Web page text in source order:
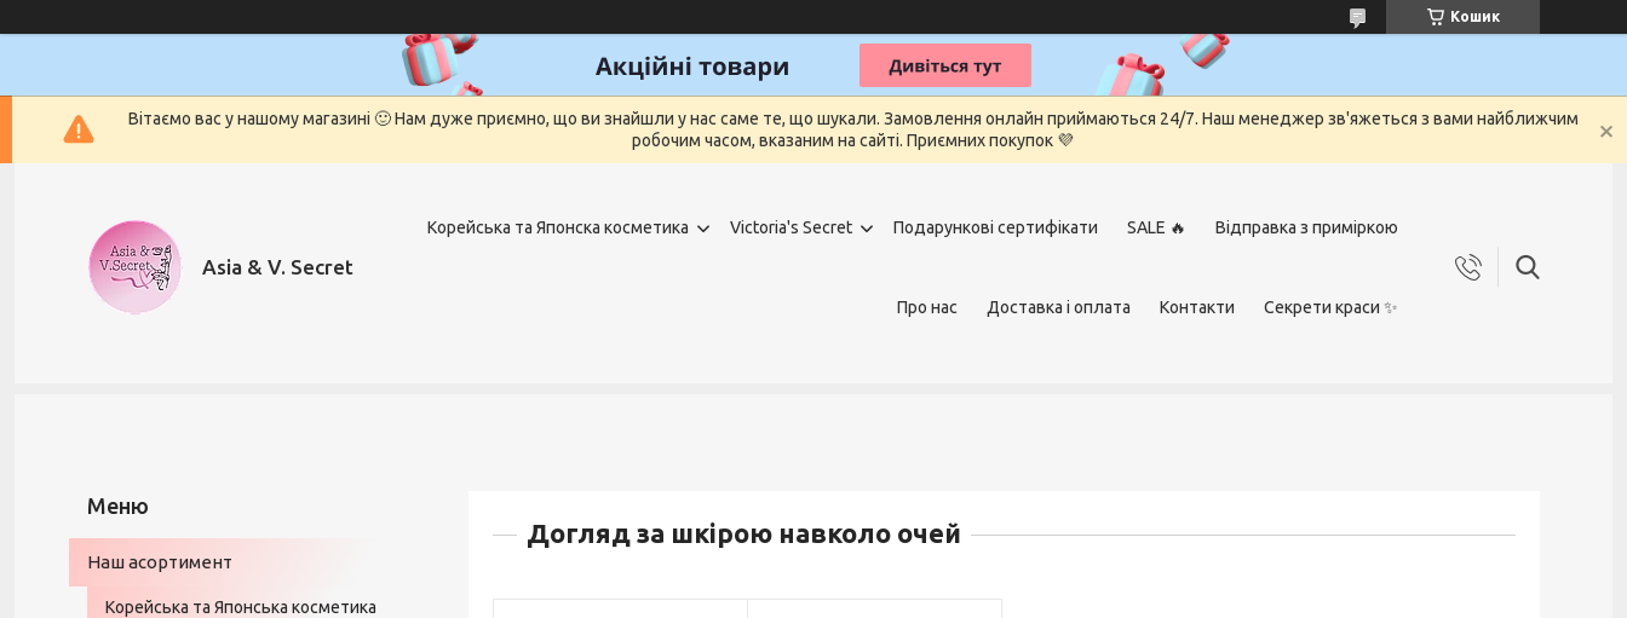
Кошик
Вітаємо вас у нашому магазині 🙂 Нам дуже приємно, що ви знайшли у нас саме те, що шукали. Замовлення онлайн приймаються 24/7. Наш менеджер зв'яжеться з вами найближчим
робочим часом, вказаним на сайті. Приємних покупок 💜
Asia & V. Secret
Корейська та Японска косметика Victoria's Secret Подарункові сертифікати SALE 🔥 Відправка з приміркою
Про нас Доставка і оплата Контакти Секрети краси ✨
Догляд за шкірою навколо очей
Наш асортимент
Корейська та Японська косметика